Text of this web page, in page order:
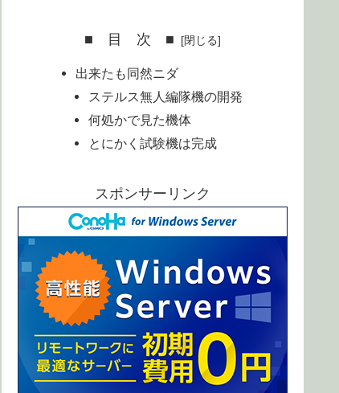
■ 目 次 ■
出来たも同然ニダ
ステルス無人編隊機の開発
何処かで見た機体
とにかく試験機は完成
スポンサーリンク